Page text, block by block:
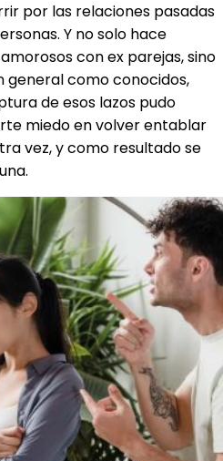
por las relaciones pasadas
Y no solo hace
con ex parejas, sino
general como conocidos,
de esos lazos pudo
miedo en volver entablar
vez, y como resultado se